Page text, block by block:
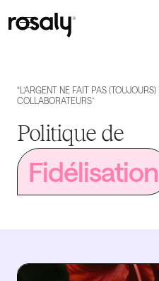
“L’ARGENT NE FAIT PAS
COLLABORATEURS”
Politique de
Fidélisation